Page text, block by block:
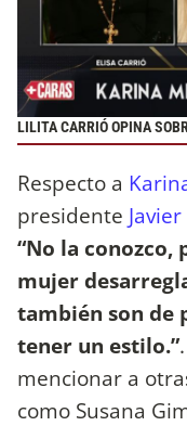
LILITA CARRIÓ OPINA
Respecto a
presidente
“No la conozco,
mujer
también son de
tener un estilo.”
mencionar a
como Susana